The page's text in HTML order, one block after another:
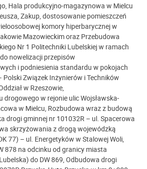
Hala produkcyjno-magazynowa w Mielcu
Zakup, dostosowanie pomieszczeń
komory hiperbarycznej w
Mazowieckim oraz Przebudowa
Nr 1 Politechniki Lubelskiej w ramach
nowelizacji przepisów
i podniesienia standardu w pokojach
Polski Związek Inżynierów i Techników
w Rzeszowie,
drogowego w rejonie ulic Wojsławska-
w Mielcu, Rozbudowa wraz z budową
drogi gminnej nr 101032R – ul. Spacerowa
skrzyżowania z drogą wojewódzką
77) – ul. Energetyków w Stalowej Woli,
878 na odcinku od granicy miasta
do DW 869, Odbudowa drogi